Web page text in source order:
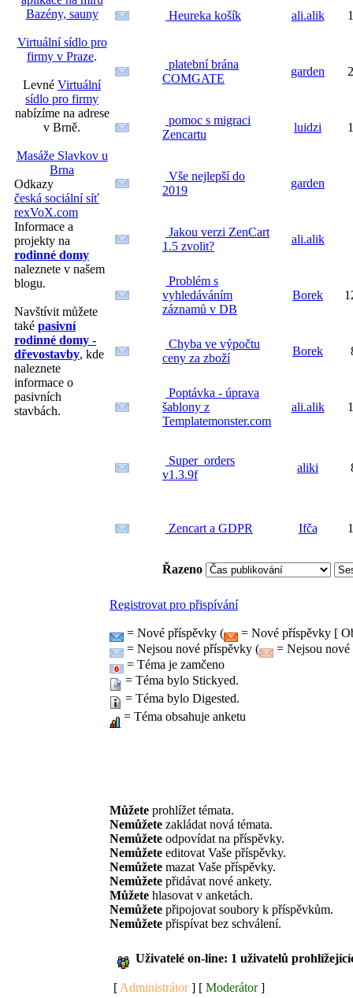
Bazény, sauny
Virtuální sídlo pro
firmy v Praze.
Levné Virtuální
sídlo pro firmy
nabízíme na adrese
v Brně.
Masáže Slavkov u
Brna
Odkazy
česká sociální síť
rexVoX.com
Informace a
projekty na
rodinné domy
naleznete v našem
blogu.
Navštívit můžete
také pasivní
rodinné domy -
dřevostavby, kde
naleznete
informace o
pasivních
stavbách.
Heureka košík ali.alik
platební brána
COMGATE
garden
pomoc s migraci
Zencartu
luidzi
Vše nejlepší do
2019
garden
Jakou verzi ZenCart
1.5 zvolit?
ali.alik
Problém s
vyhledáváním
záznamů v DB
Borek
Chyba ve výpočtu
ceny za zboží
Borek
Poptávka - úprava
šablony z
Templatemonster.com
ali.alik
Super_orders
v1.3.9f
aliki
Zencart a GDPR Ifča
Řazeno
Registrovat pro přispívání
= Nové příspěvky (
= Nové příspěvky [
= Nejsou nové příspěvky (
= Nejsou
= Téma je zamčeno
= Téma bylo Stickyed.
= Téma bylo Digested.
= Téma obsahuje anketu
Můžete prohlížet témata.
Nemůžete zakládat nová témata.
Nemůžete odpovídat na příspěvky.
Nemůžete editovat Vaše příspěvky.
Nemůžete mazat Vaše příspěvky.
Nemůžete přidávat nové ankety.
Můžete hlasovat v anketách.
Nemůžete připojovat soubory k příspěvkům.
Nemůžete přispívat bez schválení.
Uživatelé on-line: 1 uživatelů
[ Administrátor] [ Moderátor]